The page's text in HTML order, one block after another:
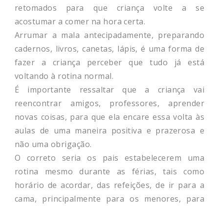
retomados para que criança volte a se
acostumar a comer na hora certa.
Arrumar a mala antecipadamente, preparando
cadernos, livros, canetas, lápis, é uma forma de
fazer a criança perceber que tudo já está
voltando à rotina normal.
É importante ressaltar que a criança vai
reencontrar amigos, professores, aprender
novas coisas, para que ela encare essa volta às
aulas de uma maneira positiva e prazerosa e
não uma obrigação.
O correto seria os pais estabelecerem uma
rotina mesmo durante as férias, tais como
horário de acordar, das refeições, de ir para a
cama, principalmente para os menores, para